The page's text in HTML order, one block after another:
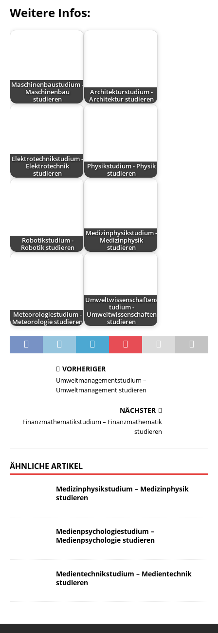
Weitere Infos:
Maschinenbaustudium -
Maschinenbau
studieren
Architekturstudium -
Architektur studieren
Elektrotechnikstudium -
Elektrotechnik
studieren
Physikstudium - Physik
studieren
Robotikstudium -
Robotik studieren
Medizinphysikstudium -
Medizinphysik
studieren
Meteorologiestudium -
Meteorologie studieren
Umweltwissenschaftens
tudium -
Umweltwissenschaften
studieren
VORHERIGER
Umweltmanagementstudium –
Umweltmanagement studieren
NÄCHSTER
Finanzmathematikstudium – Finanzmathematik
studieren
ÄHNLICHE ARTIKEL
Medizinphysikstudium – Medizinphysik
studieren
Medienpsychologiestudium –
Medienpsychologie studieren
Medientechnikstudium – Medientechnik
studieren